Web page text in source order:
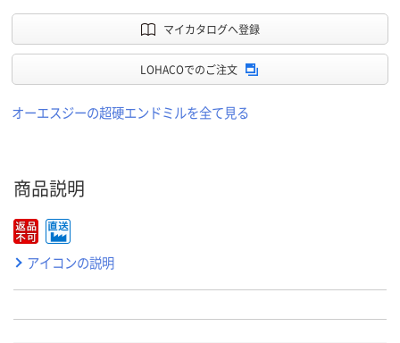
マイカタログへ登録
LOHACOでのご注文
オーエスジーの超硬エンドミルを全て見る
商品説明
アイコンの説明